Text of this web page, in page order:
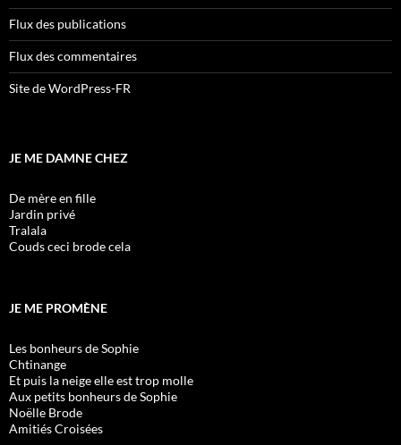
Flux des publications
Flux des commentaires
Site de WordPress-FR
JE ME DAMNE CHEZ
De mère en fille
Jardin privé
Tralala
Couds ceci brode cela
JE ME PROMÈNE
Les bonheurs de Sophie
Chtinange
Et puis la neige elle est trop molle
Aux petits bonheurs de Sophie
Noëlle Brode
Amitiés Croisées